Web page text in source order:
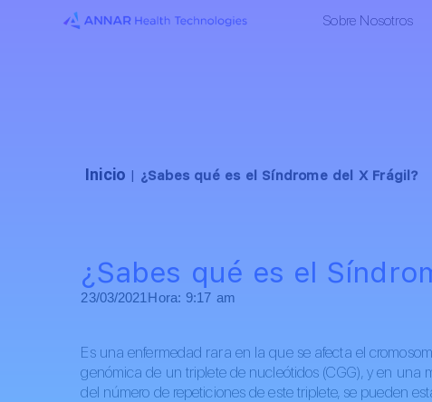
Sobre Nosotros
Inicio | ¿Sabes qué es el Síndrome del X Frágil?
¿Sabes qué es el
23/03/2021 Hora: 9:17 am
Es una enfermedad rara en la que se afecta el
genómica de un triplete de nucleótidos (CGG), y en
del número de repeticiones de este triplete, se pueden